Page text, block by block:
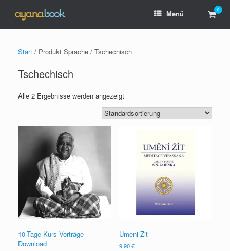
Inhalt
springen
Menü 0
Start / Produkt Sprache / Tschechisch
Tschechisch
Alle 2 Ergebnisse werden angezeigt
10-Tage-Kurs Vorträge –
Download
Umeni Zit
9,90€